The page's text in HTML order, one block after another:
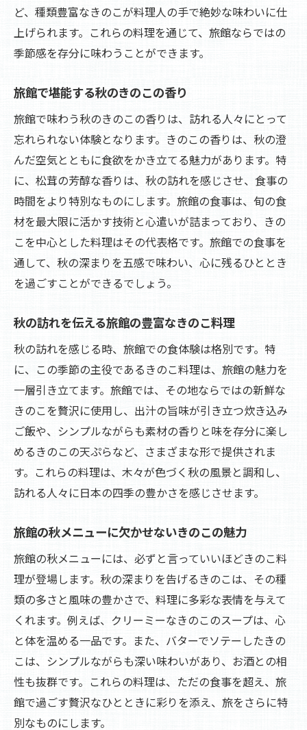
ど、種類豊富なきのこが料理人の手で絶妙な味わいに仕
上げられます。これらの料理を通じて、旅館ならではの
季節感を存分に味わうことができます。
旅館で堪能する秋のきのこの香り
旅館で味わう秋のきのこの香りは、訪れる人々にとって
忘れられない体験となります。きのこの香りは、秋の澄
んだ空気とともに食欲をかき立てる魅力があります。特
に、松茸の芳醇な香りは、秋の訪れを感じさせ、食事の
時間をより特別なものにします。旅館の食事は、旬の食
材を最大限に活かす技術と心遣いが詰まっており、きの
こを中心とした料理はその代表格です。旅館での食事を
通して、秋の深まりを五感で味わい、心に残るひととき
を過ごすことができるでしょう。
秋の訪れを伝える旅館の豊富なきのこ料理
秋の訪れを感じる時、旅館での食体験は格別です。特
に、この季節の主役であるきのこ料理は、旅館の魅力を
一層引き立てます。旅館では、その地ならではの新鮮な
きのこを贅沢に使用し、出汁の旨味が引き立つ炊き込み
ご飯や、シンプルながらも素材の香りと味を存分に楽し
めるきのこの天ぷらなど、さまざまな形で提供されま
す。これらの料理は、木々が色づく秋の風景と調和し、
訪れる人々に日本の四季の豊かさを感じさせます。
旅館の秋メニューに欠かせないきのこの魅力
旅館の秋メニューには、必ずと言っていいほどきのこ料
理が登場します。秋の深まりを告げるきのこは、その種
類の多さと風味の豊かさで、料理に多彩な表情を与えて
くれます。例えば、クリーミーなきのこのスープは、心
と体を温める一品です。また、バターでソテーしたきの
こは、シンプルながらも深い味わいがあり、お酒との相
性も抜群です。これらの料理は、ただの食事を超え、旅
館で過ごす贅沢なひとときに彩りを添え、旅をさらに特
別なものにします。